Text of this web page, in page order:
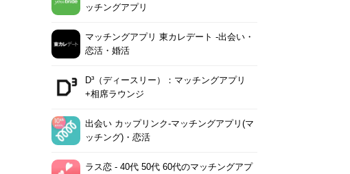
ッチングアプリ
マッチングアプリ 東カレデート -出会い・
恋活・婚活
D³（ディースリー）：マッチングアプリ
+相席ラウンジ
出会い カップリンク-マッチングアプリ(マ
ッチング)・恋活
ラス恋 ‐ 40代 50代 60代のマッチングアプ